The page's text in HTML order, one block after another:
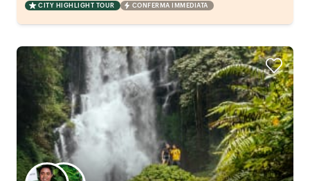
CITY HIGHLIGHT TOUR CONFERMA IMMEDIATA